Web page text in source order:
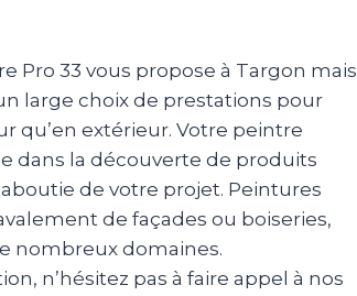
Pro 33 vous propose à Targon mais
large choix de prestations pour
qu’en extérieur. Votre peintre
dans la découverte de produits
de votre projet. Peintures
de façades ou boiseries,
nombreux domaines.
n’hésitez pas à faire appel à nos